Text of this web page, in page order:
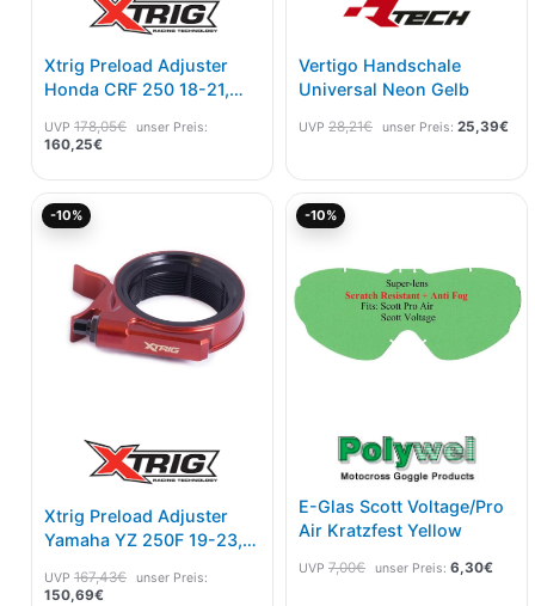
Xtrig Preload Adjuster
Honda CRF 250 18-21,
UVP 178,05€ unser Preis:
160,25€
Vertigo Handschale
Universal Neon Gelb
UVP 28,21€ unser Preis: 25,39€
-10%
Xtrig Preload Adjuster
Yamaha YZ 250F 19-23,
UVP 167,43€
167,43€
unser Preis:
150,69€
150,69€.
-10%
E-Glas Scott Voltage/Pro
Air Kratzfest Yellow
UVP 7,00€ unser Preis: 6,30€